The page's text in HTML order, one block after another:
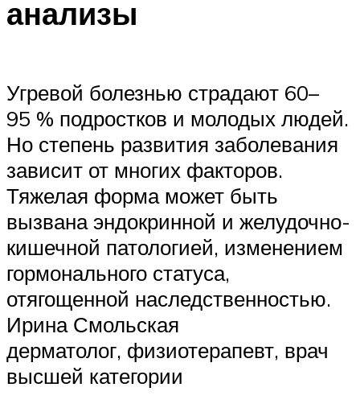
анализы
Угревой болезнью страдают 60–
95 % подростков и молодых людей.
Но степень развития заболевания
зависит от многих факторов.
Тяжелая форма может быть
вызвана эндокринной и желудочно-
кишечной патологией, изменением
гормонального статуса,
отягощенной наследственностью.
Ирина Смольская
дерматолог, физиотерапевт, врач
высшей категории